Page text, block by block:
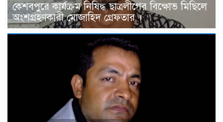
কেশবপুরে কার্যক্রম নিষিদ্ধ ছাত্রলীগের বিক্ষোভ মিছিলে
অংশগ্রহণকারী মোজাহিদ গ্রেফতার ।